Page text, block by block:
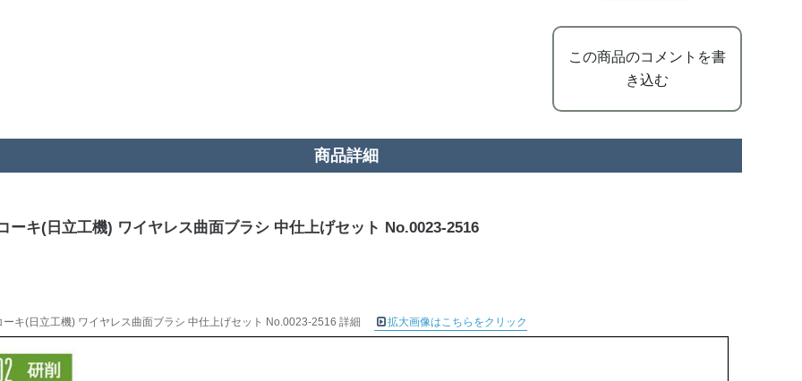
この商品のコメントを書
き込む
商品詳細
ーキ(日立工機) ワイヤレス曲面ブラシ 中仕上げセット No.0023-2516
ーキ(日立工機) ワイヤレス曲面ブラシ 中仕上げセット No.0023-2516 詳細 拡大画像はこちらをクリック